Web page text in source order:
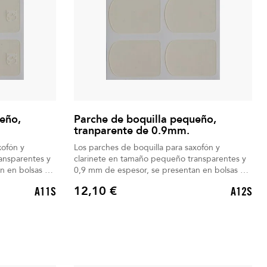
y
y
en bolsas de
A11S
Parche de boquilla pequeño,
tranparente de 0.9mm.
Los parches de boquilla para saxofón y
clarinete en tamaño pequeño transparentes y
0,9 mm de espesor, se presentan en bolsas de
Precio
12,10 € A12S